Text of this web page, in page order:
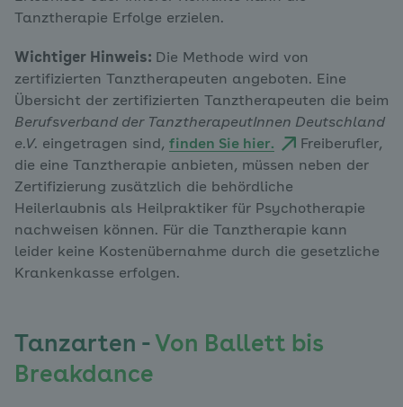
Tanztherapie Erfolge erzielen.
Wichtiger Hinweis: Die Methode wird von
zertifizierten Tanztherapeuten angeboten. Eine
Übersicht der zertifizierten Tanztherapeuten die beim
Berufsverband der TanztherapeutInnen Deutschland
e.V. eingetragen sind, finden Sie hier.
Freiberufler,
die eine Tanztherapie anbieten, müssen neben der
Zertifizierung zusätzlich die behördliche
Heilerlaubnis als Heilpraktiker für Psychotherapie
nachweisen können. Für die Tanztherapie kann
leider keine Kostenübernahme durch die gesetzliche
Krankenkasse erfolgen.
Tanzarten - Von Ballett bis
Breakdance